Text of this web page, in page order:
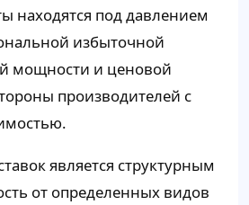
находятся под давлением
избыточной
мощности и ценовой
производителей с
является структурным
от определенных видов